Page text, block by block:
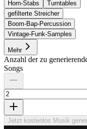
Horn-Stabs
Turntables
gefilterte Streicher
Boom-Bap-Percussion
Vintage-Funk-Samples
Mehr
Anzahl der zu
Songs
Jetzt kostenlos Musik